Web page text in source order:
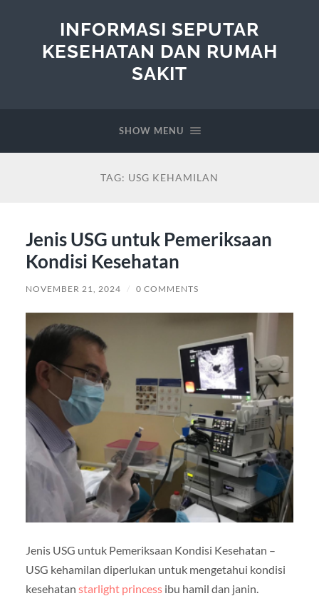
INFORMASI SEPUTAR
KESEHATAN DAN RUMAH
SAKIT
SHOW MENU
TAG: USG KEHAMILAN
Jenis USG untuk Pemeriksaan
Kondisi Kesehatan
NOVEMBER 21, 2024 / 0 COMMENTS
Jenis USG untuk Pemeriksaan Kondisi Kesehatan –
USG kehamilan diperlukan untuk mengetahui kondisi
kesehatan starlight princessibu hamil dan janin.